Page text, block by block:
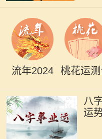
流年2024 桃花运
八
运